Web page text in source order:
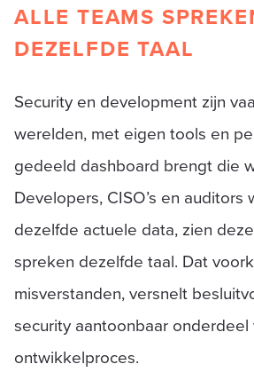
ALLE TEAMS
DEZELFDE TAAL
Security en development zijn
werelden, met eigen tools en
gedeeld dashboard brengt die
Developers, CISO’s en auditors
dezelfde actuele data, zien
spreken dezelfde taal. Dat
misverstanden, versnelt
security aantoonbaar onderdeel
ontwikkelproces.